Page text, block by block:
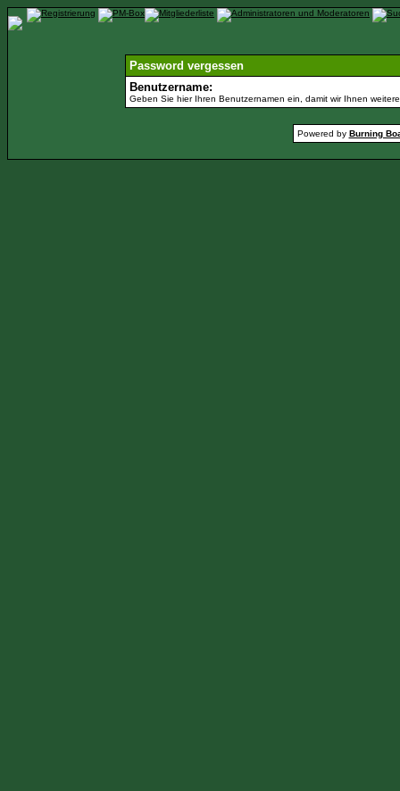
Password vergessen
Benutzername:
Geben Sie hier Ihren Benutzernamen ein, damit wir Ihnen
Powered by Burning